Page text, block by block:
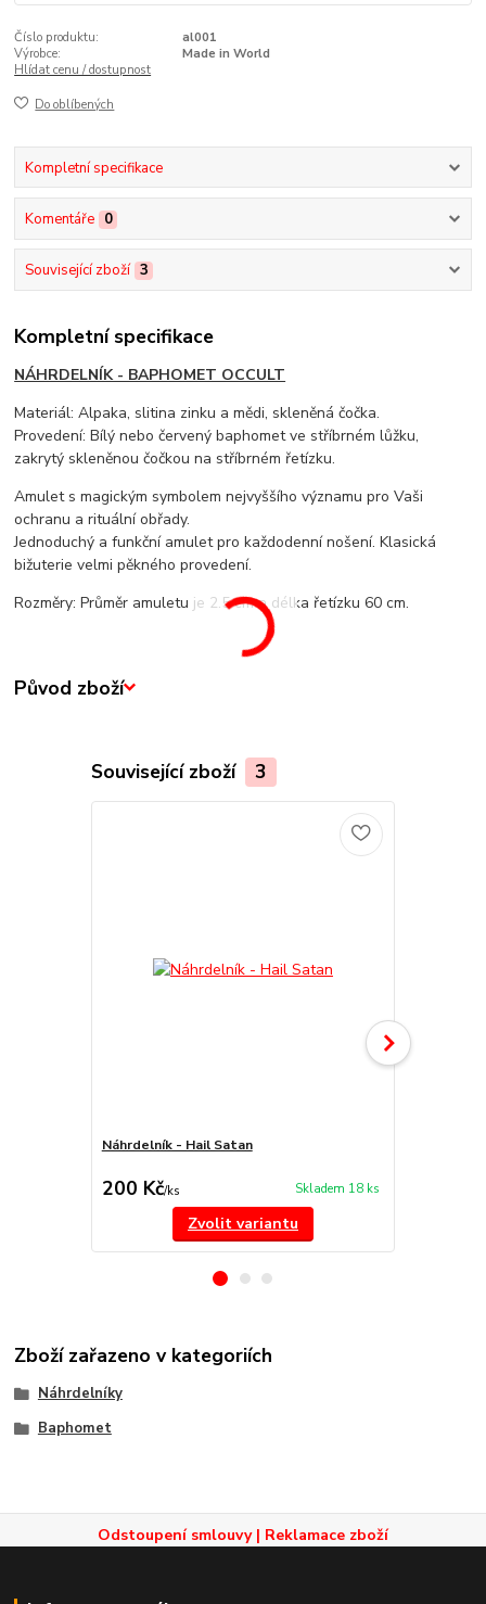
Číslo produktu:
al001
Výrobce:
Made in World
Hlídat cenu / dostupnost
Do oblíbených
Kompletní specifikace
Komentáře 0
Související zboží 3
Kompletní specifikace
NÁHRDELNÍK - BAPHOMET OCCULT
Materiál: Alpaka, slitina zinku a mědi, skleněná čočka.
Provedení: Bílý nebo červený baphomet ve stříbrném lůžku,
zakrytý skleněnou čočkou na stříbrném řetízku.
Amulet s magickým symbolem nejvyššího významu pro Vaši
ochranu a rituální obřady.
Jednoduchý a funkční amulet pro každodenní nošení. Klasická
bižuterie velmi pěkného provedení.
Rozměry: Průměr amuletu je 2.5 cm a délka řetízku 60 cm.
Původ zboží
Související zboží 3
Náhrdelník - Hail Satan
200 Kč/ks Skladem 18 ks
Zvolit variantu
Zboží zařazeno v kategoriích
Náhrdelníky
Baphomet
Odstoupení smlouvy| Reklamace zboží